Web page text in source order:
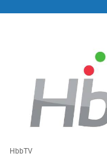
HbbTV